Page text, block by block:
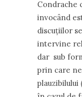
Condrache
invocând
discuţiilor
intervine
dar sub
prin care
plauzibilului